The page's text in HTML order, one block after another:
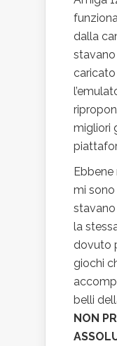
dalla
stavano
migliori
mi
la
dovuto
giochi
belli
NON